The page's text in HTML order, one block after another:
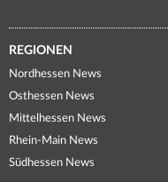
REGIONEN
Nordhessen News
Osthessen News
Mittelhessen News
Rhein-Main News
Südhessen News